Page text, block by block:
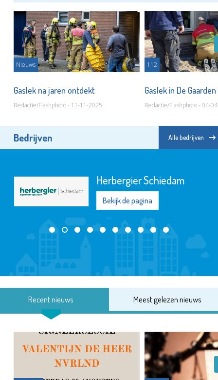
Nieuws
Gaslek na jaren ontdekt
Redactie/Flashphoto - 11-11-2025
112
Gaslek in De Gaarden
Redactie/Flashphoto - 04-
Bedrijven Alle bedrijven
Herbergier Schiedam
Bekijk de pagina
Recent nieuws Meest gelezen nieuws